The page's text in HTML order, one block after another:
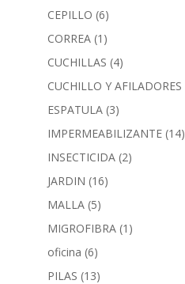
CEPILLO (6)
CORREA (1)
CUCHILLAS (4)
CUCHILLO Y AFILADORES
ESPATULA (3)
IMPERMEABILIZANTE (14)
INSECTICIDA (2)
JARDIN (16)
MALLA (5)
MIGROFIBRA (1)
oficina (6)
PILAS (13)